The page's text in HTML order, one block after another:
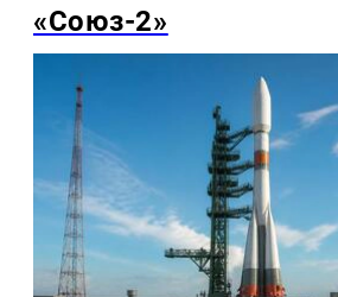
«Союз-2»